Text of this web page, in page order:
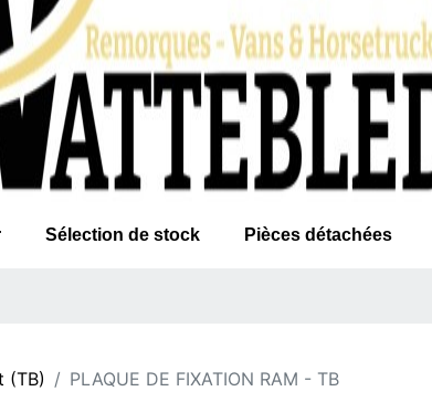
Sélection de stock Pièces détachées
(TB) PLAQUE DE FIXATION RAM - TB